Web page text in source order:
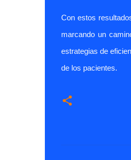
Con estos
marcando un
estrategias de
de los pacientes.